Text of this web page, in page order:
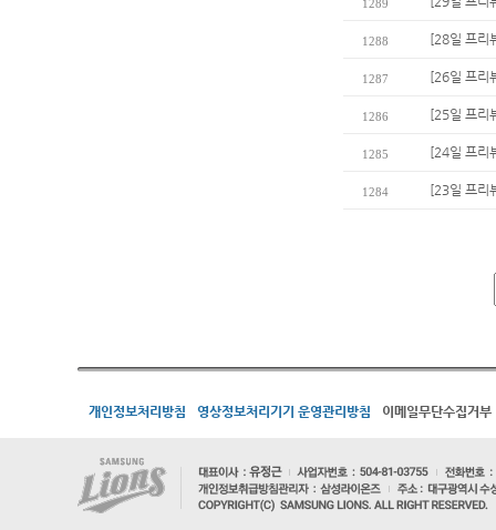
1289
1288 [28일 프리
1287 [26일 프리
1286 [25일 프리
1285 [24일 프리
1284 [23일 프리
개인정보처리방침 영상정보처리기기 운영관리방침 이메일무단수집거부